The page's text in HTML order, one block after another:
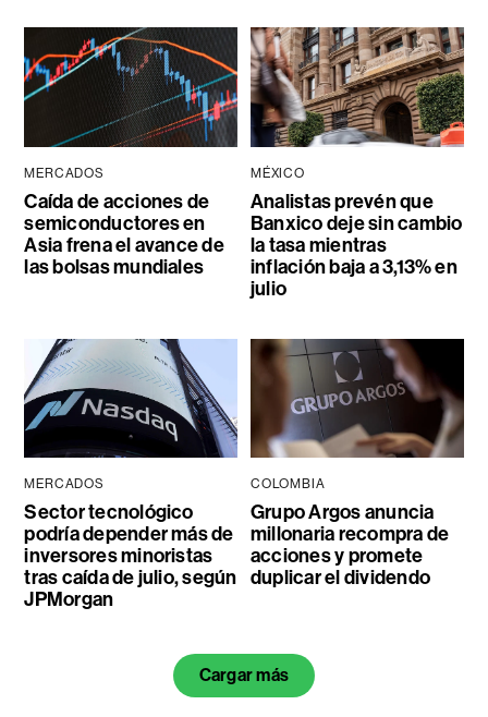
MERCADOS
Caída de acciones de
semiconductores en
Asia frena el avance de
las bolsas mundiales
MÉXICO
Analistas prevén que
Banxico deje sin cambio
la tasa mientras
inflación baja a 3,13% en
julio
MERCADOS
Sector tecnológico
podría depender más de
inversores minoristas
tras caída de julio, según
JPMorgan
COLOMBIA
Grupo Argos anuncia
millonaria recompra de
acciones y promete
duplicar el dividendo
Cargar más